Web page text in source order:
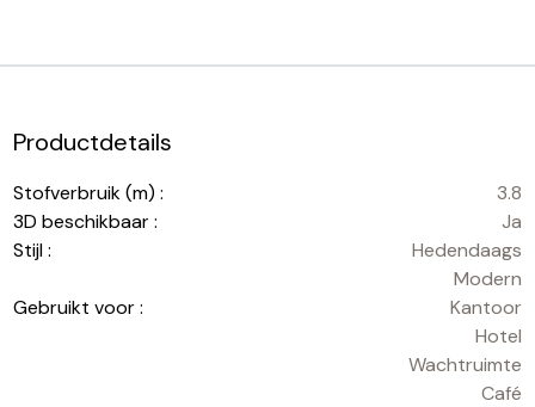
Productdetails
Stofverbruik (m) :
3.8
3D beschikbaar :
Ja
Stijl :
Hedendaags
Modern
Gebruikt voor :
Kantoor
Hotel
Wachtruimte
Café